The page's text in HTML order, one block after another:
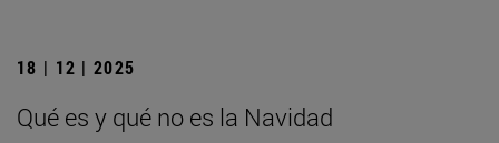
18 | 12 | 2025
Qué es y qué no es la Navidad